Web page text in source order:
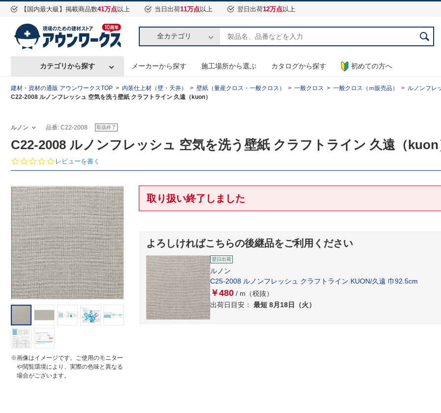
【国内最大級】掲載商品数41万点以上 当日出荷11万点以上 翌日出荷12万点以上
全カテゴリ
カテゴリから探す メーカーから探す 施工場所から選ぶ カタログから探す 初めての方へ
建材・資材の通販 アウンワークスTOP 内装仕上材（壁・天井） 壁紙（量産クロス・一般クロス） 一般クロス 一般クロス（ｍ販売品）
ルノンフレ
C22-2008 ルノンフレッシュ 空気を洗う壁紙 クラフトライン 久遠（kuon）
ルノン 品番: C22-2008 取扱終了
C22-2008 ルノンフレッシュ 空気を洗う壁紙 クラフトライン 久遠（kuon
0.
0
t
a
r
r
a
t
i
n
g
レビューを書く
※画像はイメージです。ご使用のモニター
や閲覧環境により、実際の色味と異なる
場合がございます。
取り扱い終了しました
よろしければこちらの後継品をご利用ください
翌日出荷
ルノン
C25-2008 ルノンフレッシュ クラフトライン KUON/久遠 巾92.5cm
￥480 / m（税抜）
出荷日目安：
最短 8月18日（火）